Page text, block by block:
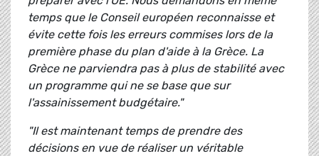
temps que le Conseil européen reconnaisse et
évite cette fois les erreurs commises lors de la
première phase du plan d'aide à la Grèce. La
Grèce ne parviendra pas à plus de stabilité avec
un programme qui ne se base que sur
l'assainissement budgétaire."
"Il est maintenant temps de prendre des
décisions en vue de réaliser un véritable